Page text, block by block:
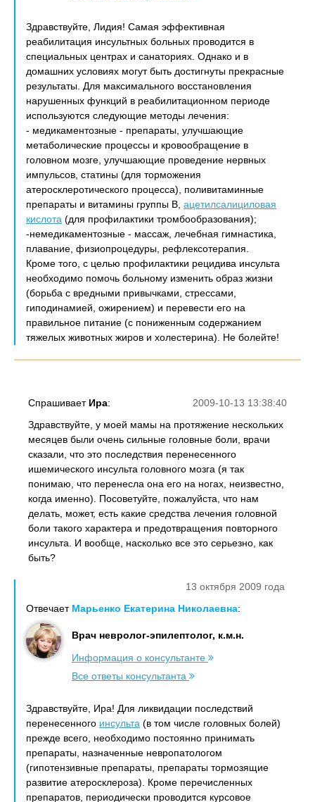
Здравствуйте, Лидия! Самая эффективная
реабилитация инсультных больных проводится в
специальных центрах и санаториях. Однако и в
домашних условиях могут быть достигнуты прекрасные
результаты. Для максимального восстановления
нарушенных функций в реабилитационном периоде
используются следующие методы лечения:
- медикаментозные - препараты, улучшающие
метаболические процессы и кровообращение в
головном мозге, улучшающие проведение нервных
импульсов, статины (для торможения
атеросклеротического процесса), поливитаминные
препараты и витамины группы В, ацетилсалициловая
кислота (для профилактики тромбообразования);
-немедикаментозные - массаж, лечебная гимнастика,
плавание, физиопроцедуры, рефлексотерапия.
Кроме того, с целью профилактики рецидива инсульта
необходимо помочь больному изменить образ жизни
(борьба с вредными привычками, стрессами,
гиподинамией, ожирением) и перевести его на
правильное питание (с пониженным содержанием
тяжелых животных жиров и холестерина). Не болейте!
2009-10-13 13:38:40
Спрашивает Ира:
Здравствуйте, у моей мамы на протяжение нескольких
месяцев были очень сильные головные боли, врачи
сказали, что это последствия перенесенного
ишемического инсульта головного мозга (я так
понимаю, что перенесла она его на ногах, неизвестно,
когда именно). Посоветуйте, пожалуйста, что нам
делать, может, есть какие средства лечения головной
боли такого характера и предотвращения повторного
инсульта. И вообще, насколько все это серьезно, как
быть?
13 октября 2009 года
Отвечает Марьенко Екатерина Николаевна:
Врач невролог-эпилептолог, к.м.н.
Информация о консультанте
Все ответы консультанта
Здравствуйте, Ира! Для ликвидации последствий
перенесенного инсульта (в том числе головных болей)
прежде всего, необходимо постоянно принимать
препараты, назначенные невропатологом
(гипотензивные препараты, препараты тормозящие
развитие атеросклероза). Кроме перечисленных
препаратов, периодически проводится курсовое